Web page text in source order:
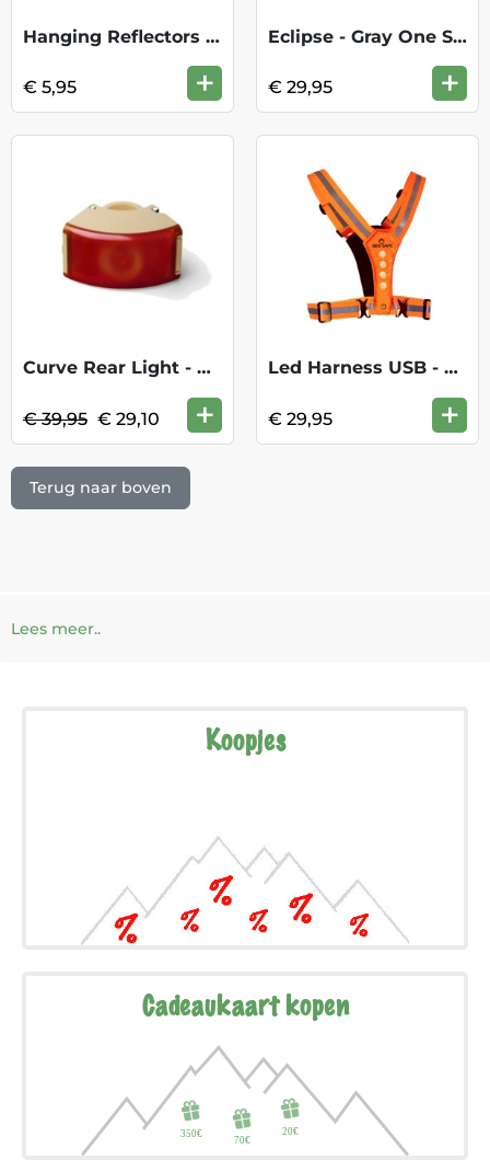
Hanging Reflectors Rectangle - White
€ 5,95 +
Eclipse - Gray One Size
€ 29,95 +
Curve Rear Light - Beige One Size KOOPJE
€ 39,95 € 29,10 +
Led Harness USB - Orange
€ 29,95 +
Terug naar boven
Lees meer..
Koopjes
Cadeaukaart kopen